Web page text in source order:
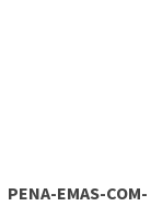
PENA-EMAS-COM-